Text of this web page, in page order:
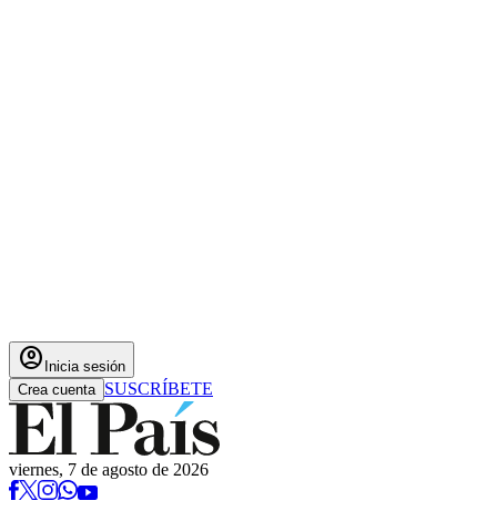
account_circle Inicia sesión
Crea cuenta SUSCRÍBETE
viernes, 7 de agosto de 2026